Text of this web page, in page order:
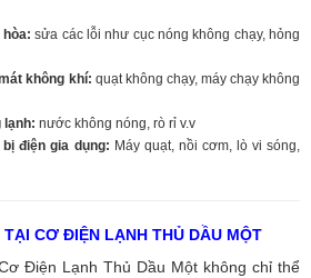
sửa các lỗi như cục nóng không chạy, hỏng
không khí: quạt không chạy, máy chạy không
lạnh: nước không nóng, rò rỉ v.v
điện gia dụng: Máy quạt, nồi cơm, lò vi sóng,
CƠ ĐIỆN LẠNH THỦ DẦU MỘT
Điện Lạnh Thủ Dầu Một không chỉ thể